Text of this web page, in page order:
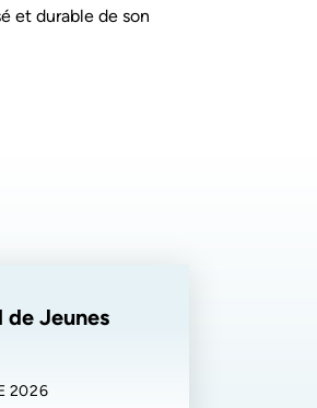
et durable de son
de Jeunes
2026